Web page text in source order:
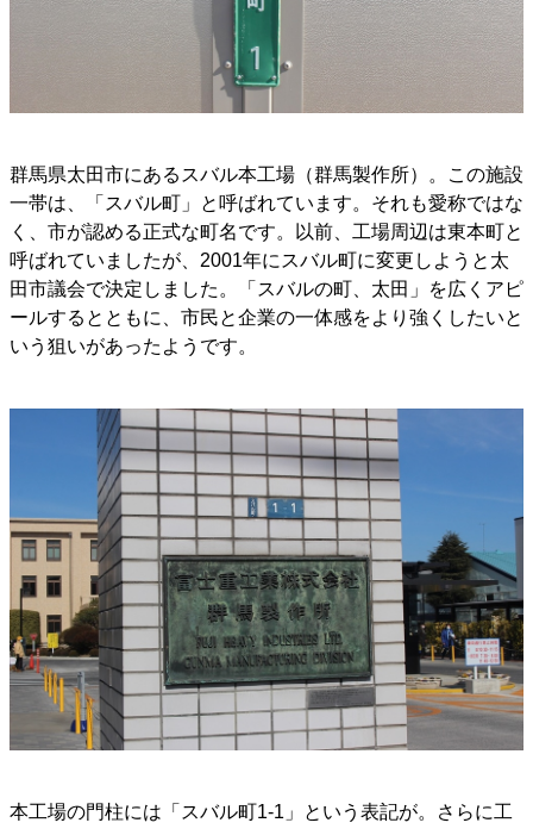
群馬県太田市にあるスバル本工場（群馬製作所）。この施設
一帯は、「スバル町」と呼ばれています。それも愛称ではな
く、市が認める正式な町名です。以前、工場周辺は東本町と
呼ばれていましたが、2001年にスバル町に変更しようと太
田市議会で決定しました。「スバルの町、太田」を広くアピ
ールするとともに、市民と企業の一体感をより強くしたいと
いう狙いがあったようです。
本工場の門柱には「スバル町1-1」という表記が。さらに工